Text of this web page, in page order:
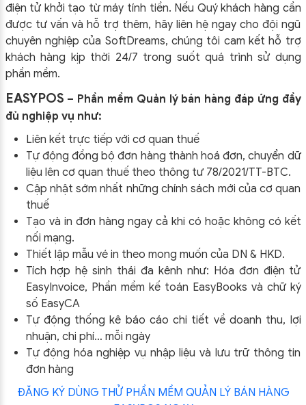
điện tử khởi tạo từ máy tính tiền. Nếu Quý khách hàng cần
được tư vấn và hỗ trợ thêm, hãy liên hệ ngay cho đội ngũ
chuyên nghiệp của SoftDreams, chúng tôi cam kết hỗ trợ
khách hàng kịp thời 24/7 trong suốt quá trình sử dụng
phần mềm.
EASYPOS – Phần mềm Quản lý bán hàng đáp ứng đầy
đủ nghiệp vụ như:
Liên kết trực tiếp với cơ quan thuế
Tự động đồng bộ đơn hàng thành hoá đơn, chuyển dữ
liệu lên cơ quan thuế theo thông tư 78/2021/TT-BTC.
Cập nhật sớm nhất những chính sách mới của cơ quan
thuế
Tạo và in đơn hàng ngay cả khi có hoặc không có kết
nối mạng.
Thiết lập mẫu vé in theo mong muốn của DN & HKD.
Tích hợp hệ sinh thái đa kênh như: Hóa đơn điện tử
EasyInvoice, Phần mềm kế toán EasyBooks và chữ ký
số EasyCA
Tự động thống kê báo cáo chi tiết về doanh thu, lợi
nhuận, chi phí… mỗi ngày
Tự động hóa nghiệp vụ nhập liệu và lưu trữ thông tin
đơn hàng
ĐĂNG KÝ DÙNG THỬ PHẦN MỀM QUẢN LÝ BÁN HÀNG